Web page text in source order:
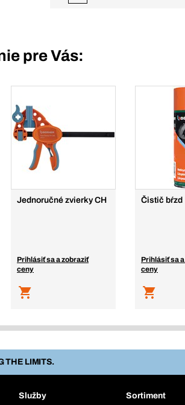
pre Vás:
Jednoručné zvierky CH
Prihlásiť sa a zobraziť
ceny
Čistič bŕzd
Prihlásiť sa
ceny
THE LIMITS.
Služby Sortiment